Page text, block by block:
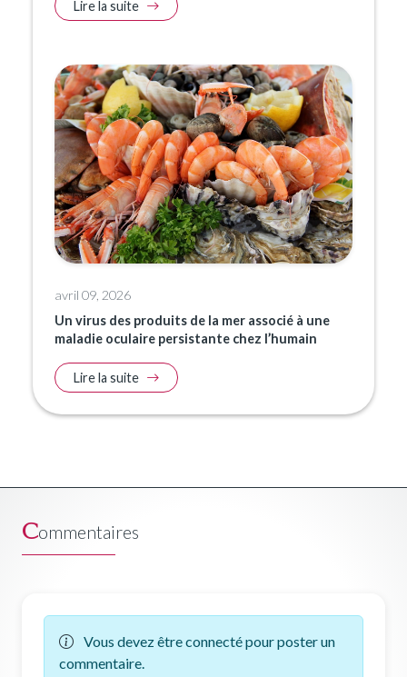
Lire la suite
avril 09, 2026
Un virus des produits de la mer associé à une
maladie oculaire persistante chez l’humain
Lire la suite
Commentaires
Vous devez être connecté pour poster un
commentaire.